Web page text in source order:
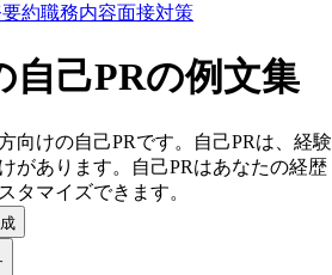
約職務内容面接対策
自己PRの例文集
向けの自己PRです。 自己PRは、経験
があります。
自己PRはあなたの経歴
タマイズできます。